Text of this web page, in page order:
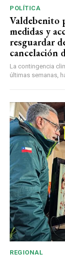
POLÍTICA
Valdebenito
medidas y
resguardar
cancelación
La contingencia
últimas semanas,
REGIONAL